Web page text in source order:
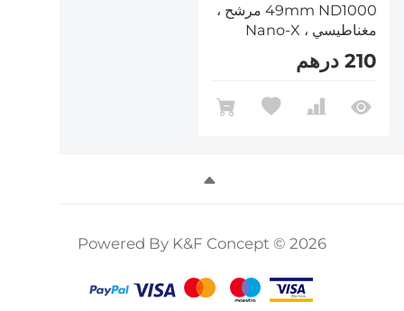
49mm ND1000 مرشح ،
مغناطيسي ، Nano-X
210 درهم
Powered By K&F Concept © 2026